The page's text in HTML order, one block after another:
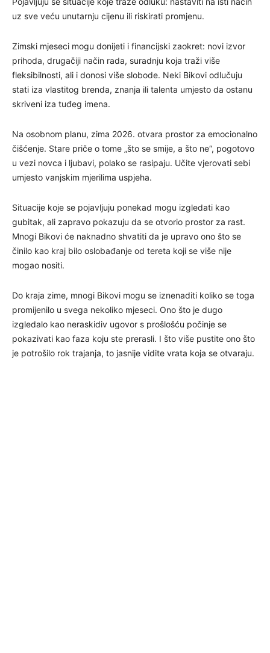
uz sve veću unutarnju cijenu ili riskirati promjenu.
Zimski mjeseci mogu donijeti i financijski zaokret: novi izvor
prihoda, drugačiji način rada, suradnju koja traži više
fleksibilnosti, ali i donosi više slobode. Neki Bikovi odlučuju
stati iza vlastitog brenda, znanja ili talenta umjesto da ostanu
skriveni iza tuđeg imena.
Na osobnom planu, zima 2026. otvara prostor za emocionalno
čišćenje. Stare priče o tome „što se smije, a što ne“, pogotovo
u vezi novca i ljubavi, polako se rasipaju. Učite vjerovati sebi
umjesto vanjskim mjerilima uspjeha.
Situacije koje se pojavljuju ponekad mogu izgledati kao
gubitak, ali zapravo pokazuju da se otvorio prostor za rast.
Mnogi Bikovi će naknadno shvatiti da je upravo ono što se
činilo kao kraj bilo oslobađanje od tereta koji se više nije
mogao nositi.
Do kraja zime, mnogi Bikovi mogu se iznenaditi koliko se toga
promijenilo u svega nekoliko mjeseci. Ono što je dugo
izgledalo kao neraskidiv ugovor s prošlošću počinje se
pokazivati kao faza koju ste prerasli. I što više pustite ono što
je potrošilo rok trajanja, to jasnije vidite vrata koja se otvaraju.